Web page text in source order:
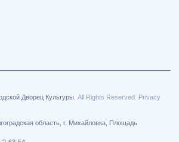
Дворец Культуры. All Rights Reserved. Privacy
область, г. Михайловка, Площадь